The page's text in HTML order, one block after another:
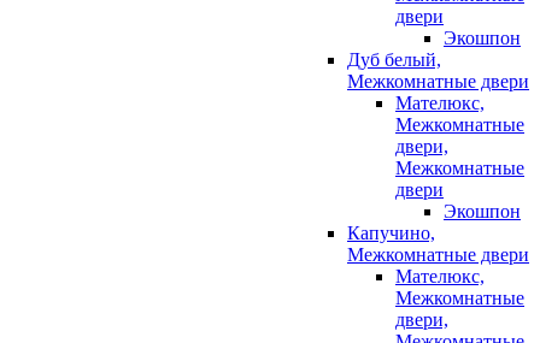
двери
Экошпон
Дуб белый,
Межкомнатные двери
Мателюкс,
Межкомнатные
двери,
Межкомнатные
двери
Экошпон
Капучино,
Межкомнатные двери
Мателюкс,
Межкомнатные
двери,